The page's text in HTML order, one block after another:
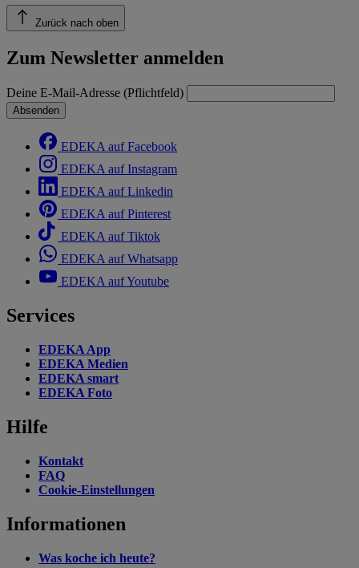
Zurück nach oben
Zum Newsletter anmelden
Deine E-Mail-Adresse (Pflichtfeld)
Absenden
EDEKA auf Facebook
EDEKA auf Instagram
EDEKA auf Linkedin
EDEKA auf Pinterest
EDEKA auf Tiktok
EDEKA auf Whatsapp
EDEKA auf Youtube
Services
EDEKA App
EDEKA Medien
EDEKA smart
EDEKA Foto
Hilfe
Kontakt
FAQ
Cookie-Einstellungen
Informationen
Was koche ich heute?